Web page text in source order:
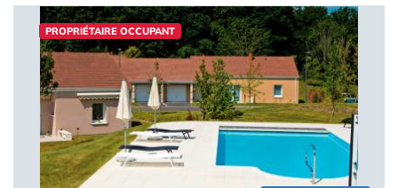
PROPRIÉTAIRE OCCUPANT